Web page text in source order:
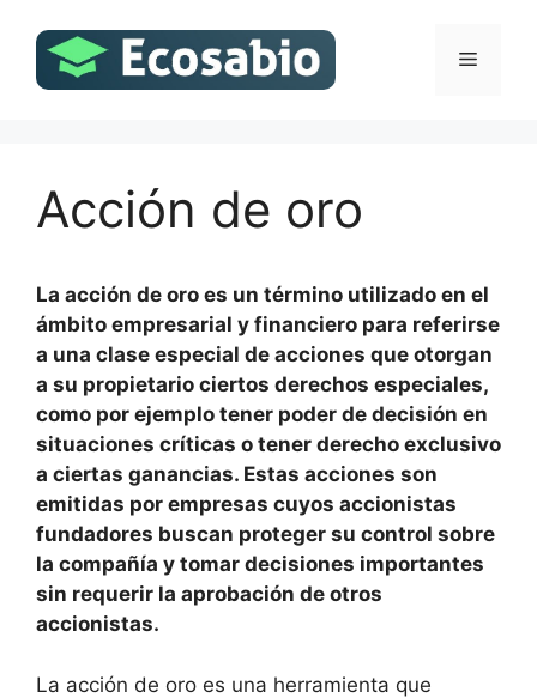
contenido
Menú
Acción de oro
La acción de oro es un término utilizado en el
ámbito empresarial y financiero para referirse
a una clase especial de acciones que otorgan
a su propietario ciertos derechos especiales,
como por ejemplo tener poder de decisión en
situaciones críticas o tener derecho exclusivo
a ciertas ganancias. Estas acciones son
emitidas por empresas cuyos accionistas
fundadores buscan proteger su control sobre
la compañía y tomar decisiones importantes
sin requerir la aprobación de otros
accionistas.
La acción de oro es una herramienta que